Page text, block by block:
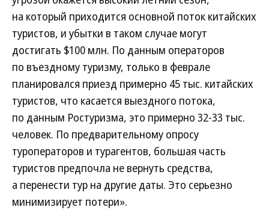
на который приходится основной поток китайских
туристов, и убытки в таком случае могут
достигать $100 млн. По данным операторов
по въездному туризму, только в феврале
планировался приезд примерно 45 тыс. китайских
туристов, что касается выездного потока,
по данным Ростуризма, это примерно 32-33 тыс.
человек. По предварительному опросу
туроператоров и турагентов, большая часть
туристов предпочла не вернуть средства,
а перенести тур на другие даты. Это серьезно
минимизирует потери».